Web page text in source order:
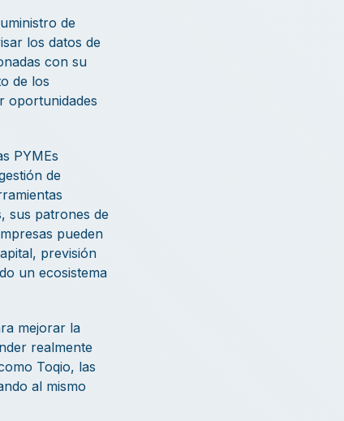
de
los datos de
con su
de los
oportunidades
PYMEs
de
sus patrones de
pueden
previsión
un ecosistema
mejorar la
realmente
Toqio, las
al mismo